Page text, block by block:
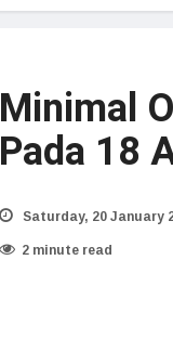
Minimal
Pada 18
Saturday, 20 January
2 minute read